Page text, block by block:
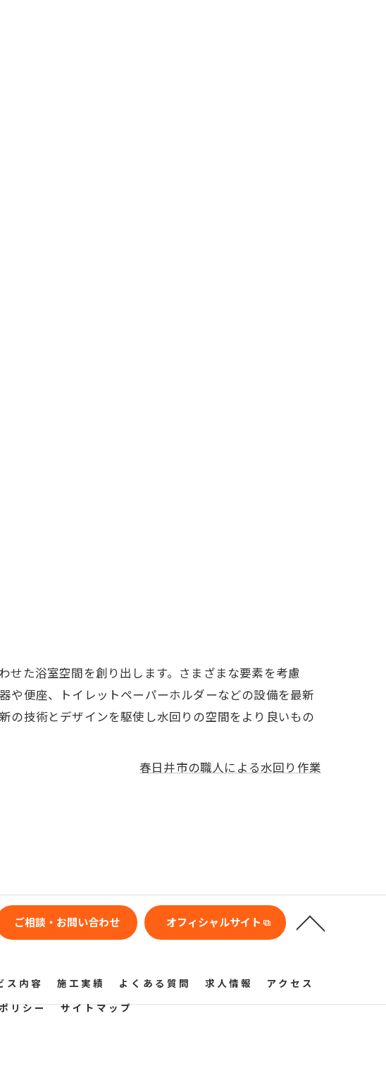
せた浴室空間を創り出します。さまざまな要素を考慮
や便座、トイレットペーパーホルダーなどの設備を最新
の技術とデザインを駆使し水回りの空間をより良いもの
春日井市の職人による水回り作業
ご相談・お問い合わせ オフィシャルサイト
ス内容 施工実績 よくある質問 求人情報
アクセス
リシー サイトマップ